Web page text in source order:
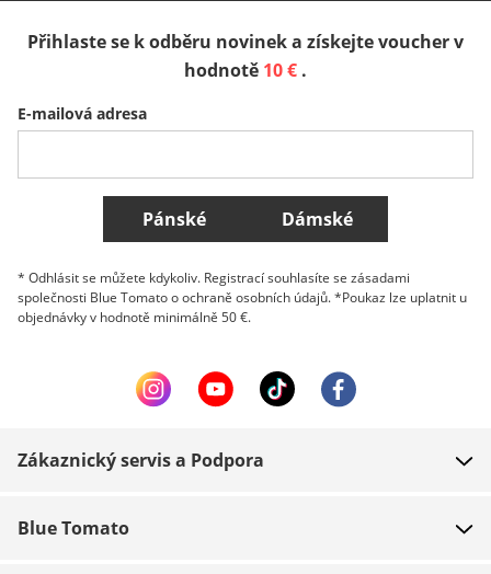
Slovenija
Belgique (Français) Danmark Norge
Všechny země
Přihlaste se k odběru novinek a získejte voucher v
hodnotě 10 € .
E-mailová adresa
Pánské Dámské
* Odhlásit se můžete kdykoliv. Registrací souhlasíte se zásadami
společnosti Blue Tomato o ochraně osobních údajů. *Poukaz lze uplatnit u
objednávky v hodnotě minimálně 50 €.
Zákaznický servis a Podpora
Blue Tomato